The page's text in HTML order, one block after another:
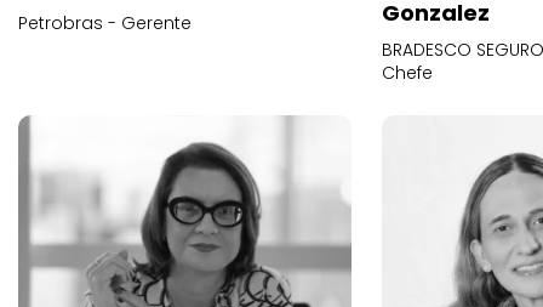
Petrobras - Gerente
Gonzalez
BRADESCO
Chefe